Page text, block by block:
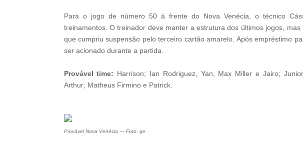
Para o jogo de número 50 à frente do Nova Venécia, o técnico
treinamentos. O treinador deve manter a estrutura dos últimos jogos,
que cumpriu suspensão pelo terceiro cartão amarelo. Após empréstimo
ser acionado durante a partida.
Provável time: Harrison; Ian Rodriguez, Yan, Max Miller e Jairo;
Arthur; Matheus Firmino e Patrick.
Provável Nova Venécia — Foto: ge